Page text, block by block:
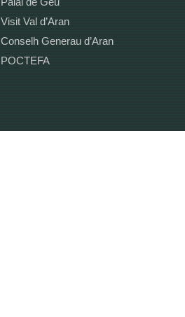
Visit Val d’Aran
Conselh Generau d’Aran
POCTEFA